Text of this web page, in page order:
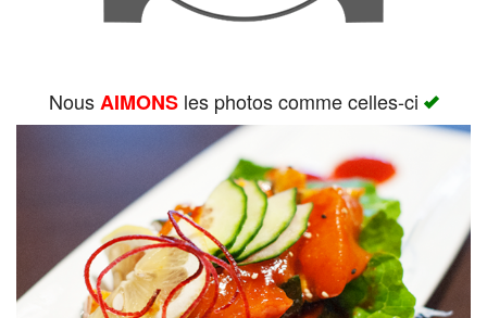
NousAIMONSles photos comme celles-ci